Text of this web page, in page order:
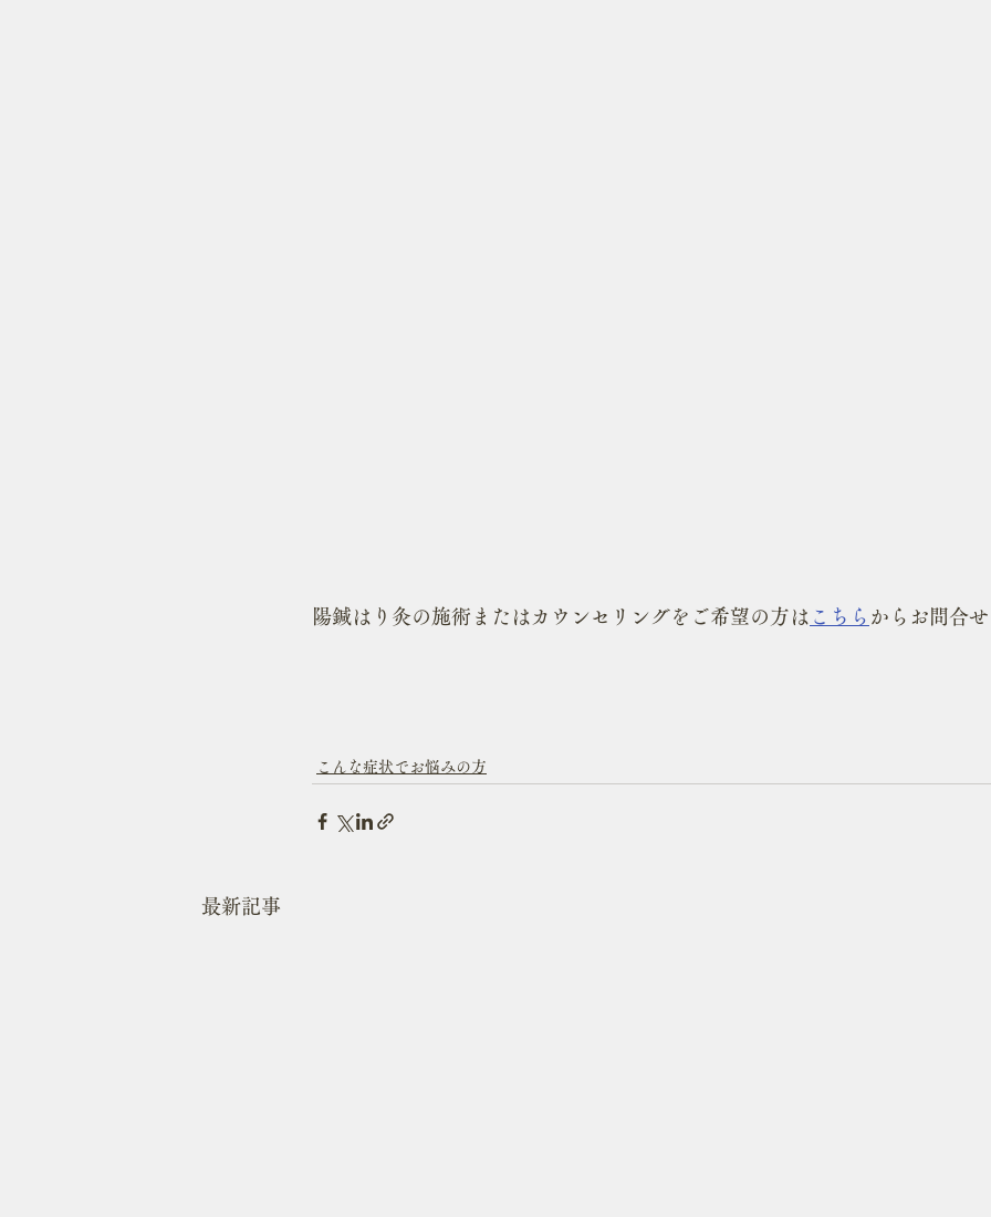
陽鍼はり灸の施術またはカウンセリングをご希望の方は こちら からお問合せ
こんな症状でお悩みの方
最新記事